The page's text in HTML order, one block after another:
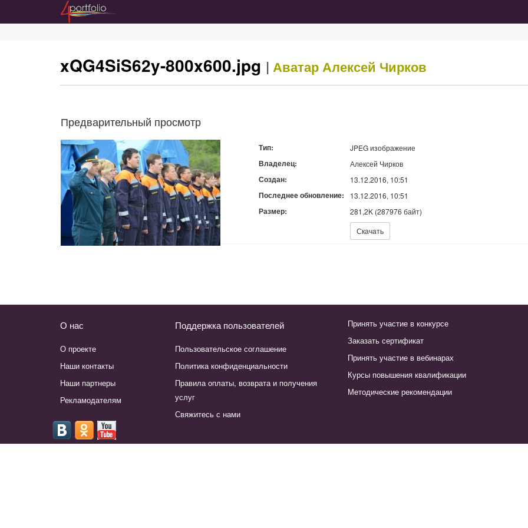
xQG4SiS62y-800x600.jpg | АватарАлексей Чирков
Предварительный просмотр
Тип: JPEG изображение
Владелец: Алексей Чирков
Создан: 13.12.2016, 10:51
Последнее обновление: 13.12.2016, 10:51
Размер: 281,2K (287976 байт)
Скачать
О нас
О проекте
Наши контакты
Наши партнеры
Рекламодателям
Поддержка пользователей
Пользовательское соглашение
Политика конфиденциальности
Правила оплаты, возврата и получения
услуг
Свяжитесь с нами
Принять участие в конкурсе
Заказать сертификат
Принять участие в вебинарах
Курсы повышения квалификации
Методические рекомендации